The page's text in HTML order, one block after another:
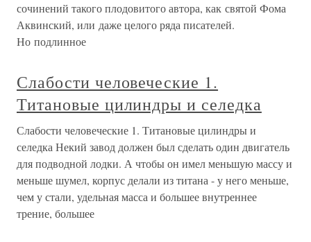
сочинений такого плодовитого автора, как святой Фома
Аквинский, или даже целого ряда писателей.
Но подлинное
Слабости человеческие 1.
Титановые цилиндры и селедка
Слабости человеческие 1. Титановые цилиндры и
селедка Некий завод должен был сделать один двигатель
для подводной лодки. А чтобы он имел меньшую массу и
меньше шумел, корпус делали из титана - у него меньше,
чем у стали, удельная масса и большее внутреннее
трение, большее